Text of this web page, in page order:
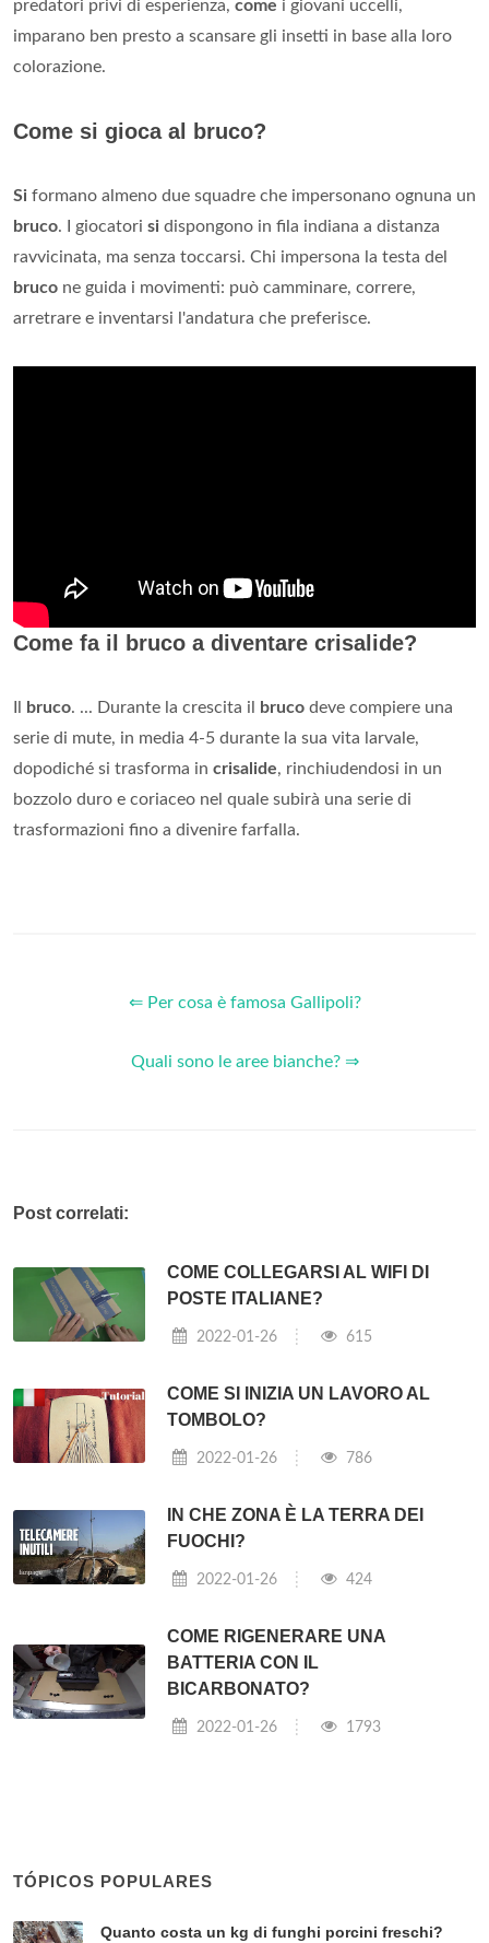
predatori privi di esperienza, come i giovani uccelli,
imparano ben presto a scansare gli insetti in base alla loro
colorazione.
Come si gioca al bruco?
Si formano almeno due squadre che impersonano ognuna un
bruco. I giocatori si dispongono in fila indiana a distanza
ravvicinata, ma senza toccarsi. Chi impersona la testa del
bruco ne guida i movimenti: può camminare, correre,
arretrare e inventarsi l'andatura che preferisce.
Come fa il bruco a diventare crisalide?
bruco. ... Durante la crescita il bruco deve compiere una
serie di mute, in media 4-5 durante la sua vita larvale,
dopodiché si trasforma in crisalide, rinchiudendosi in un
bozzolo duro e coriaceo nel quale subirà una serie di
trasformazioni fino a divenire farfalla.
⇐ Per cosa è famosa Gallipoli?
Quali sono le aree bianche? ⇒
Post correlati:
COME COLLEGARSI AL WIFI DI
POSTE ITALIANE?
2022-01-26 615
COME SI INIZIA UN LAVORO AL
TOMBOLO?
2022-01-26 786
IN CHE ZONA È LA TERRA DEI
FUOCHI?
2022-01-26 424
COME RIGENERARE UNA
BATTERIA CON IL
BICARBONATO?
2022-01-26 1793
TÓPICOS POPULARES
Quanto costa un kg di funghi porcini freschi?